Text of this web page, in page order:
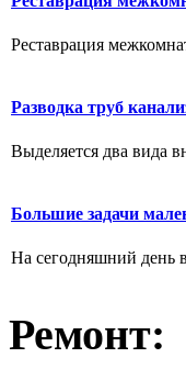
Реставрация
Разводка труб
Выделяется два вида
Большие задачи
На сегодняшний день
Ремонт: